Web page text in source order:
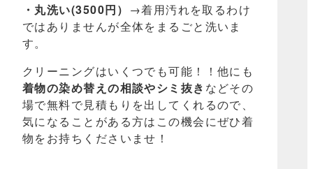
・丸洗い(3500円） →着用汚れを取るわけ
ではありませんが全体をまるごと洗いま
す。
クリーニングはいくつでも可能！！他にも
着物の染め替えの相談やシミ抜き などその
場で無料で見積もりを出してくれるので、
気になることがある方はこの機会にぜひ着
物をお持ちくださいませ！